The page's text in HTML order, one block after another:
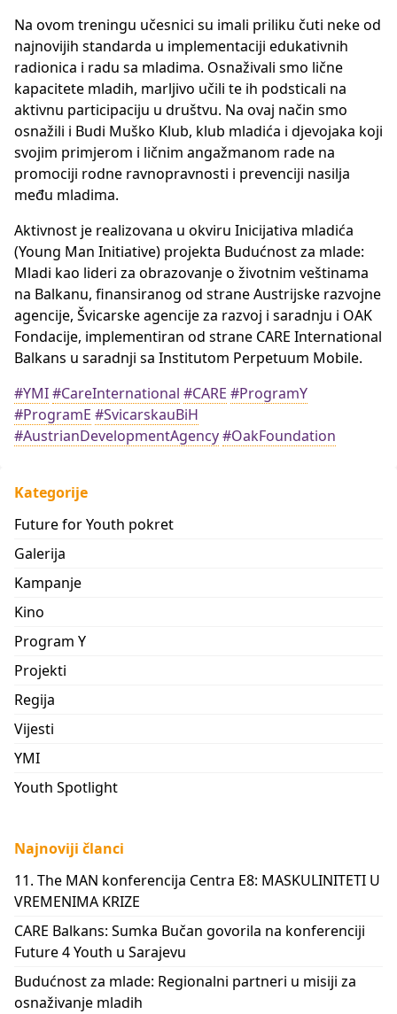
Na ovom treningu učesnici su imali priliku čuti neke od
najnovijih standarda u implementaciji edukativnih
radionica i radu sa mladima. Osnaživali smo lične
kapacitete mladih, marljivo učili te ih podsticali na
aktivnu participaciju u društvu. Na ovaj način smo
osnažili i Budi Muško Klub, klub mladića i djevojaka koji
svojim primjerom i ličnim angažmanom rade na
promociji rodne ravnopravnosti i prevenciji nasilja
među mladima.
Aktivnost je realizovana u okviru Inicijativa mladića
(Young Man Initiative) projekta Budućnost za mlade:
Mladi kao lideri za obrazovanje o životnim veštinama
na Balkanu, finansiranog od strane Austrijske razvojne
agencije, Švicarske agencije za razvoj i saradnju i OAK
Fondacije, implementiran od strane CARE International
Balkans u saradnji sa Institutom Perpetuum Mobile.
#YMI#CareInternational #CARE #ProgramY
#ProgramE #SvicarskauBiH
#AustrianDevelopmentAgency#OakFoundation
Kategorije
Future for Youth pokret
Galerija
Kampanje
Kino
Program Y
Projekti
Regija
Vijesti
YMI
Youth Spotlight
Najnoviji članci
11. The MAN konferencija Centra E8: MASKULINITETI U
VREMENIMA KRIZE
CARE Balkans: Sumka Bučan govorila na konferenciji
Future 4 Youth u Sarajevu
Budućnost za mlade: Regionalni partneri u misiji za
osnaživanje mladih